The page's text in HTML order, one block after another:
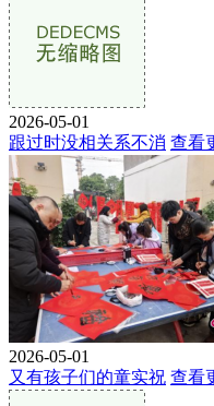
2026-05-01
跟过时没相关系不消 查看
2026-05-01
又有孩子们的童实祝 查看